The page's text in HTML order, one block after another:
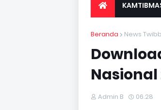
Beranda News
Nasional
Admin B 06.28